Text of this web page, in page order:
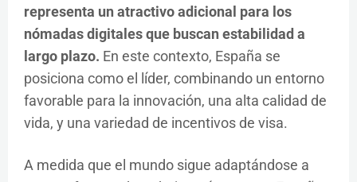
representa un atractivo adicional para los
nómadas digitales que buscan estabilidad a
largo plazo. En este contexto, España se
posiciona como el líder, combinando un entorno
favorable para la innovación, una alta calidad de
vida, y una variedad de incentivos de visa.
A medida que el mundo sigue adaptándose a